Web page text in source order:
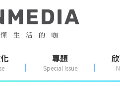
專題
Special Issue